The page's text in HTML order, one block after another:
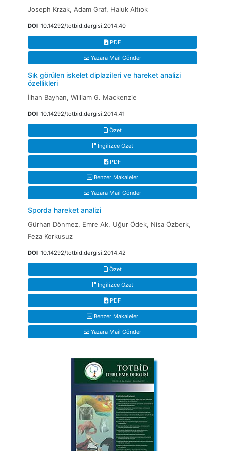
Joseph Krzak, Adam Graf, Haluk Altıok
DOI :10.14292/totbid.dergisi.2014.40
PDF
Yazara Mail Gönder
Sık görülen iskelet diplazileri ve hareket analizi
özellikleri
İlhan Bayhan, William G. Mackenzie
DOI :10.14292/totbid.dergisi.2014.41
Özet
İngilizce Özet
PDF
Benzer Makaleler
Yazara Mail Gönder
Sporda hareket analizi
Gürhan Dönmez, Emre Ak, Uğur Ödek, Nisa Özberk,
Feza Korkusuz
DOI :10.14292/totbid.dergisi.2014.42
Özet
İngilizce Özet
PDF
Benzer Makaleler
Yazara Mail Gönder